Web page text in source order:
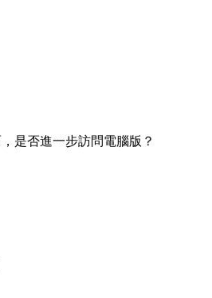
是否進一步訪問電腦版？